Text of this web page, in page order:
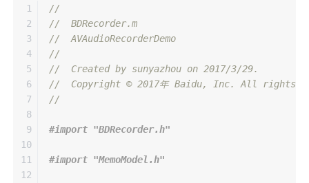
1
2
3
4
5
6
7
8
9
10
11
12
//
//  BDRecorder.m
//  AVAudioRecorderDemo
//
//  Created by sunyazhou on 2017/3/29.
//  Copyright © 2017年 Baidu, Inc. All rights
//